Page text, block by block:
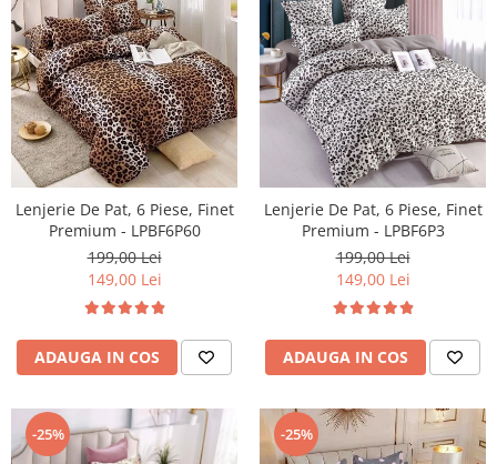
Lenjerie De Pat, 6 Piese, Finet
Premium - LPBF6P60
199,00 Lei
149,00 Lei
ADAUGA IN COS
Lenjerie De Pat, 6 Piese, Finet
Premium - LPBF6P3
199,00 Lei
149,00 Lei
ADAUGA IN COS
-25% -25%